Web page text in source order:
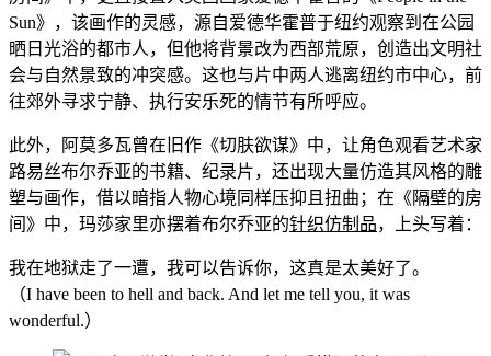
Sun》，该画作的灵感，源自爱德华霍普于纽约观察到在公园
晒日光浴的都市人，但他将背景改为西部荒原，创造出文明社
会与自然景致的冲突感。这也与片中两人逃离纽约市中心，前
往郊外寻求宁静、执行安乐死的情节有所呼应。
此外，阿莫多瓦曾在旧作《切肤欲谋》中，让角色观看艺术家
路易丝布尔乔亚的书籍、纪录片，还出现大量仿造其风格的雕
塑与画作，借以暗指人物心境同样压抑且扭曲；在《隔壁的房
间》中，玛莎家里亦摆着布尔乔亚的针织仿制品，上头写着：
我在地狱走了一遭，我可以告诉你，这真是太美好了。
（I have been to hell and back. And let me tell you, it was
wonderful.）